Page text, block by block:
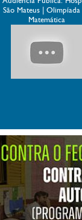
São Mateus |
Matemática